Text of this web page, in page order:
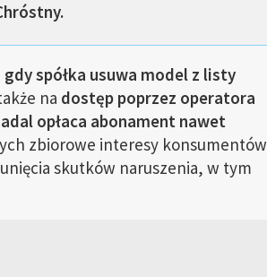
spółka usuwa model z listy
na dostęp poprzez operatora
opłaca abonament nawet
zbiorowe interesy konsumentów
skutków naruszenia, w tym